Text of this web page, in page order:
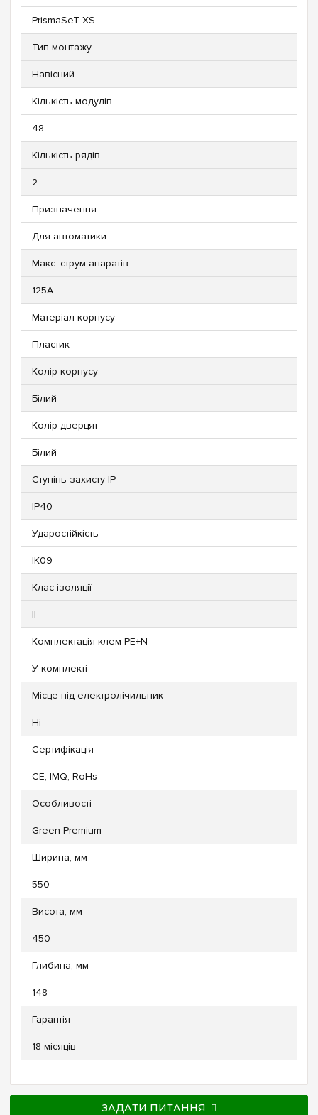
PrismaSeT XS
Тип монтажу
Навісний
Кількість модулів
48
Кількість рядів
2
Призначення
Для автоматики
Макс. струм апаратів
125А
Матеріал корпусу
Пластик
Колір корпусу
Білий
Колір дверцят
Білий
Ступінь захисту IP
IP40
Ударостійкість
IK09
Клас ізоляції
ll
Комплектація клем PE+N
У комплекті
Місце під електролічильник
Ні
Сертифікація
CE, IMQ, RoHs
Особливості
Green Premium
Ширина, мм
550
Висота, мм
450
Глибина, мм
148
Гарантія
18 місяців
ЗАДАТИ ПИТАННЯ